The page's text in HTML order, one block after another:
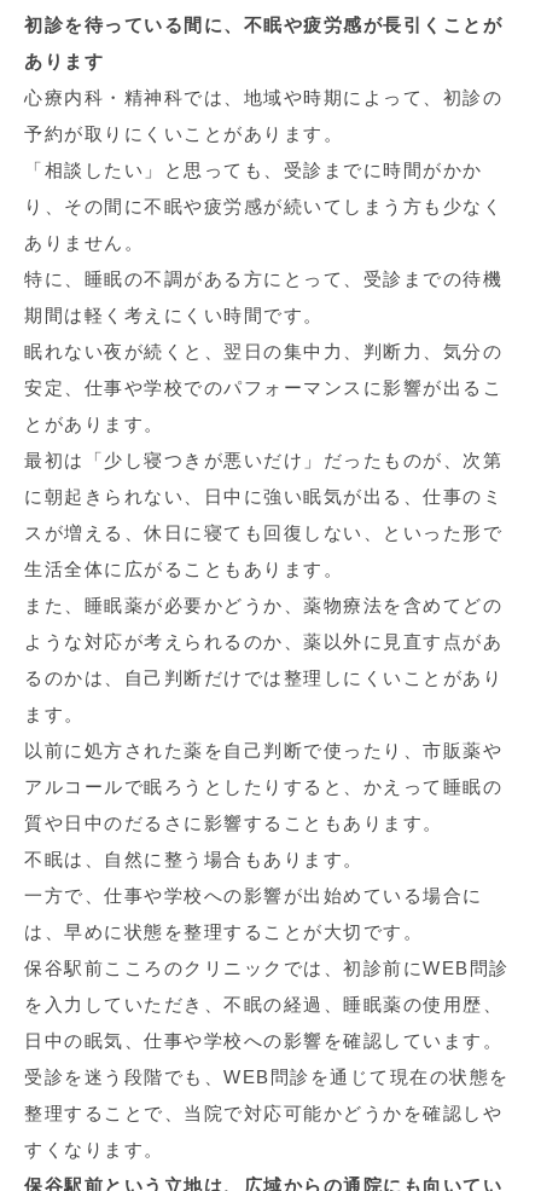
初診を待っている間に、不眠や疲労感が長引くことが
あります
心療内科・精神科では、地域や時期によって、初診の
予約が取りにくいことがあります。
「相談したい」と思っても、受診までに時間がかか
り、その間に不眠や疲労感が続いてしまう方も少なく
ありません。
特に、睡眠の不調がある方にとって、受診までの待機
期間は軽く考えにくい時間です。
眠れない夜が続くと、翌日の集中力、判断力、気分の
安定、仕事や学校でのパフォーマンスに影響が出るこ
とがあります。
最初は「少し寝つきが悪いだけ」だったものが、次第
に朝起きられない、日中に強い眠気が出る、仕事のミ
スが増える、休日に寝ても回復しない、といった形で
生活全体に広がることもあります。
また、睡眠薬が必要かどうか、薬物療法を含めてどの
ような対応が考えられるのか、薬以外に見直す点があ
るのかは、自己判断だけでは整理しにくいことがあり
ます。
以前に処方された薬を自己判断で使ったり、市販薬や
アルコールで眠ろうとしたりすると、かえって睡眠の
質や日中のだるさに影響することもあります。
不眠は、自然に整う場合もあります。
一方で、仕事や学校への影響が出始めている場合に
は、早めに状態を整理することが大切です。
保谷駅前こころのクリニックでは、初診前にWEB問診
を入力していただき、不眠の経過、睡眠薬の使用歴、
日中の眠気、仕事や学校への影響を確認しています。
受診を迷う段階でも、WEB問診を通じて現在の状態を
整理することで、当院で対応可能かどうかを確認しや
すくなります。
保谷駅前という立地は、広域からの通院にも向いてい